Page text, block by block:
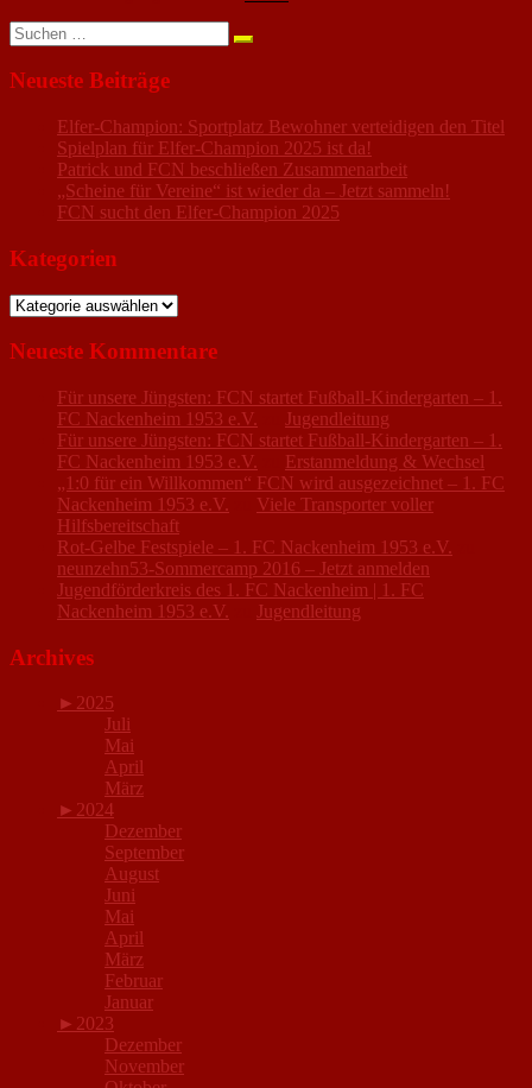
Suchen
nach:
Neueste Beiträge
Elfer-Champion: Sportplatz Bewohner verteidigen den Titel
Spielplan für Elfer-Champion 2025 ist da!
Patrick und FCN beschließen Zusammenarbeit
„Scheine für Vereine“ ist wieder da – Jetzt sammeln!
FCN sucht den Elfer-Champion 2025
Kategorien
Kategorien
Neueste Kommentare
Für unsere Jüngsten: FCN startet Fußball-Kindergarten – 1.
FC Nackenheim 1953 e.V.
Jugendleitung
Für unsere Jüngsten: FCN startet Fußball-Kindergarten – 1.
FC Nackenheim 1953 e.V.
Erstanmeldung & Wechsel
„1:0 für ein Willkommen“ FCN wird ausgezeichnet – 1. FC
Nackenheim 1953 e.V.
Viele Transporter voller
Hilfsbereitschaft
Rot-Gelbe Festspiele – 1. FC Nackenheim 1953 e.V.
neunzehn53-Sommercamp 2016 – Jetzt anmelden
Jugendförderkreis des 1. FC Nackenheim | 1. FC
Nackenheim 1953 e.V.
Jugendleitung
Archives
► 2025
Juli
Mai
April
März
► 2024
Dezember
September
August
Juni
Mai
April
März
Februar
Januar
► 2023
Dezember
November